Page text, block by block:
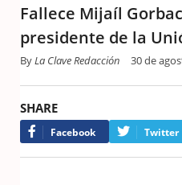
Fallece Mijaíl
presidente de la
ByLa Clave Redacción 30 de
SHARE
Facebook Twitter